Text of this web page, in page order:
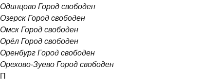
Одинцово Город свободен
Озерск Город свободен
Омск Город свободен
Орёл Город свободен
Оренбург Город свободен
Орехово-Зуево Город свободен
П